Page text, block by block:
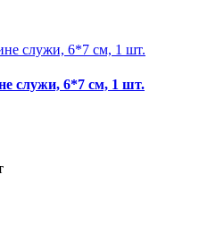
служи, 6*7 см, 1 шт.